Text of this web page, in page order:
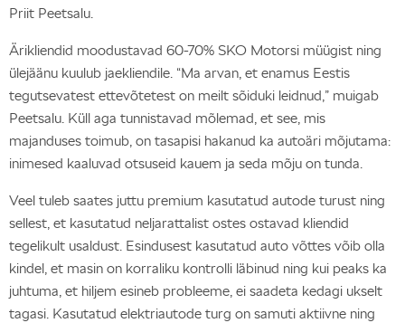
Priit Peetsalu.
Ärikliendid moodustavad 60-70% SKO Motorsi müügist ning
ülejäänu kuulub jaekliendile. “Ma arvan, et enamus Eestis
tegutsevatest ettevõtetest on meilt sõiduki leidnud,” muigab
Peetsalu. Küll aga tunnistavad mõlemad, et see, mis
majanduses toimub, on tasapisi hakanud ka autoäri mõjutama:
inimesed kaaluvad otsuseid kauem ja seda mõju on tunda.
Veel tuleb saates juttu premium kasutatud autode turust ning
sellest, et kasutatud neljarattalist ostes ostavad kliendid
tegelikult usaldust. Esindusest kasutatud auto võttes võib olla
kindel, et masin on korraliku kontrolli läbinud ning kui peaks ka
juhtuma, et hiljem esineb probleeme, ei saadeta kedagi ukselt
tagasi. Kasutatud elektriautode turg on samuti aktiivne ning